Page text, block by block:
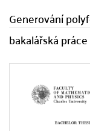
Generování
bakalářská